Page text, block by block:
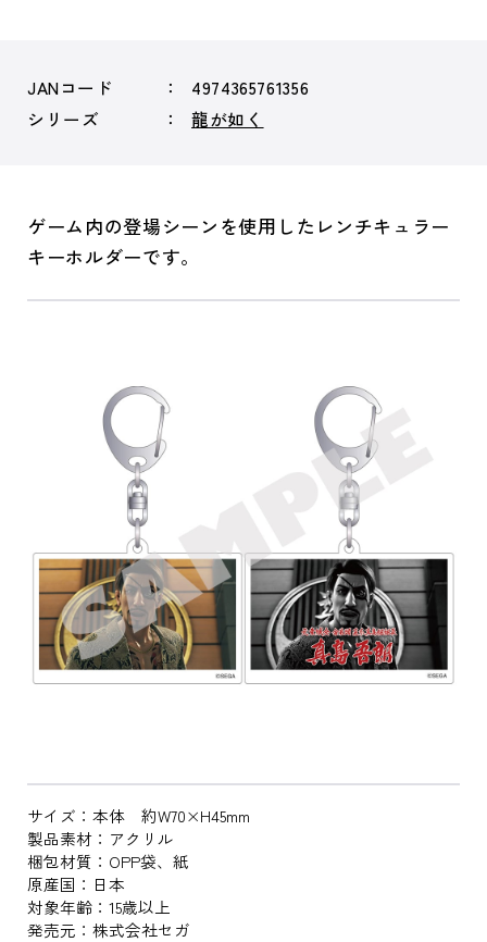
JANコード
4974365761356
シリーズ
龍が如く
ゲーム内の登場シーンを使用したレンチキュラー
キーホルダーです。
サイズ：本体 約W70×H45mm
製品素材：アクリル
梱包材質：OPP袋、紙
原産国：日本
対象年齢：15歳以上
発売元：株式会社セガ